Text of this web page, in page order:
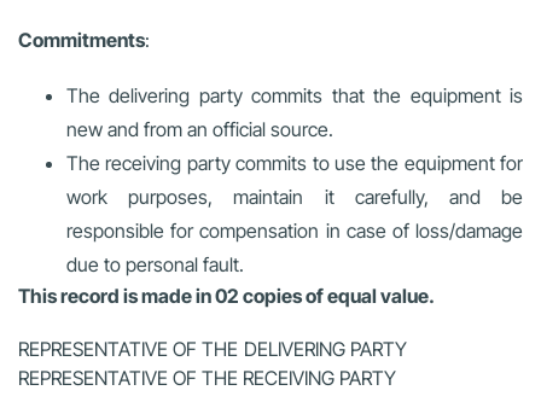
Commitments:
The delivering party commits that the equipment is
new and from an official source.
The receiving party commits to use the equipment for
work purposes, maintain it carefully, and be
responsible for compensation in case of loss/damage
due to personal fault.
This record is made in 02 copies of equal value.
REPRESENTATIVE OF THE DELIVERING PARTY
REPRESENTATIVE OF THE RECEIVING PARTY